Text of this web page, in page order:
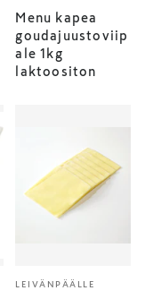
Menu kapea
goudajuustoviip
ale 1kg
laktoositon
LEIVÄNPÄÄLLE